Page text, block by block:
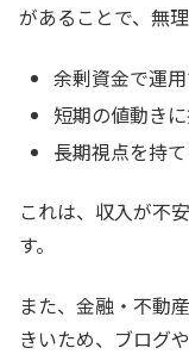
があることで、無
余剰資金で運
短期の値動き
長期視点を持
これは、収入が不
す。
また、金融・不動
きいため、ブログ